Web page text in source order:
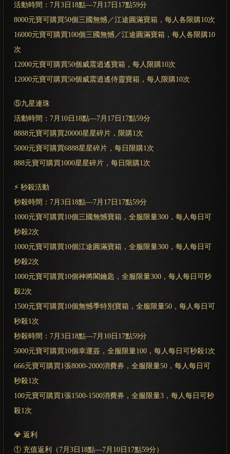
活動時間：7月3日18點—7月17日17點59分
8000元寶可購買50個三國無憾／江途圓滿寶箱，每人各限購10次
16000元寶可購買100個三國無憾／江途圓滿寶箱，每人各限購10
次
12000元寶可購買50個威震逍遙寶箱，每人限購10次
12000元寶可購買50個威震逍遙侍靈寶箱，每人限購10次
⑤九星連珠
活動時間：7月10日18點—7月17日17點59分
8888元寶可購買20000星星碎片，限購1次
5000元寶可購買6888星星碎片，每日限購1次
888元寶可購買1000星星碎片，每日限購1次
⚡ 秒殺活動
秒殺時間：7月3日18點—7月17日17點59分
1000元寶可購買10個三國無憾寶箱，全服限量300，每人每日可
秒殺2次
1000元寶可購買10個江途圓滿寶箱，全服限量300，每人每日可
秒殺2次
1000元寶可購買10個神將閣鑰匙，全服限量300，每人每日可秒
殺2次
1500元寶可購買10個無憾季特別寶箱，全服限量50，每人每日可
秒殺1次
秒殺時間：7月3日18點—7月10日17點59分
5000元寶可購買10個幸運簽，全服限量100，每人每日可秒殺1次
666元寶可購買1張8000-2000消費券，全服限量50，每人每日可
秒殺1次
100元寶可購買1張1500-1500消費券，全服限量3，每人每日可秒
殺1次
💎 返利
① 充值返利（7月3日18點—7月10日17點59分）